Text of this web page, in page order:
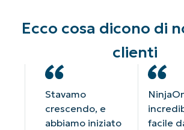
Ecco cosa dicono di
clienti
Stavamo
crescendo, e
abbiamo iniziato
facile